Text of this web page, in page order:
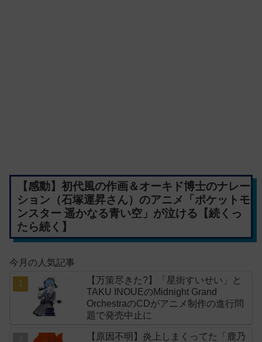
【感動】初代風の作画＆オーキド博士のナレー
ション（石塚運昇さん）のアニメ「ポケットモ
ンスター 遥かなる青い空」が泣ける【続くっ
たら続く】
今月の人気記事
【万策尽きた?】「星街すいせい」と
TAKU INOUEのMidnight Grand
OrchestraのCDがアニメ制作の進行問
題で発売中止に
【原因不明】炎上しまくってた「鹿乃